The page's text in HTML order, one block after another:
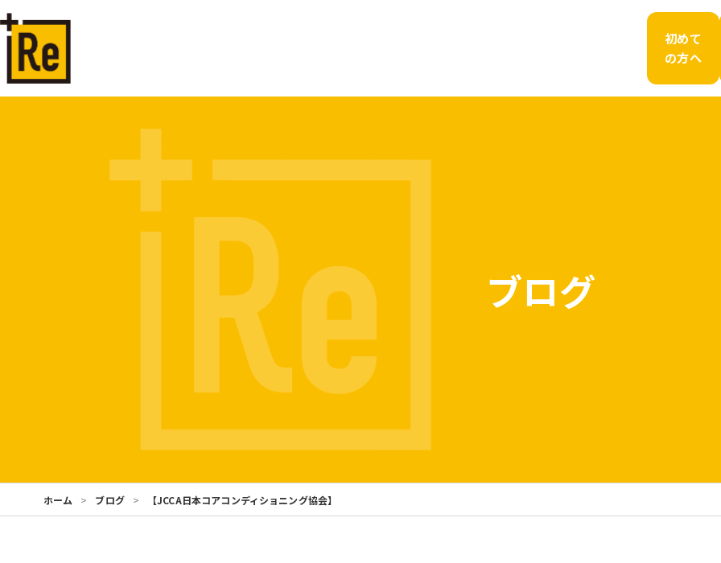
初めて
の方へ
ブログ
ホーム ブログ 【JCCA日本コアコンディショニング協会】